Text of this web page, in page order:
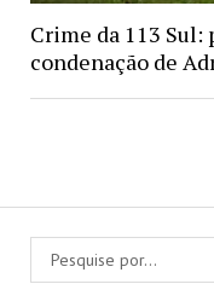
Crime da 113 Sul:
condenação de